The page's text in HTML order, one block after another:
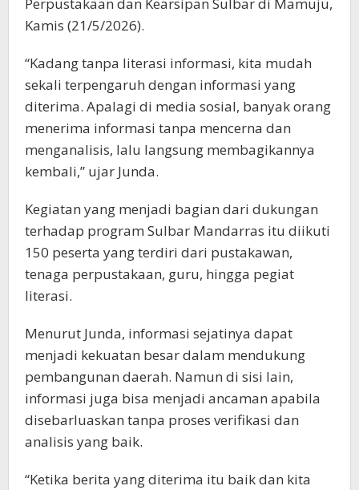
Perpustakaan dan Kearsipan Sulbar di Mamuju,
Kamis (21/5/2026).
“Kadang tanpa literasi informasi, kita mudah
sekali terpengaruh dengan informasi yang
diterima. Apalagi di media sosial, banyak orang
menerima informasi tanpa mencerna dan
menganalisis, lalu langsung membagikannya
kembali,” ujar Junda.
Kegiatan yang menjadi bagian dari dukungan
terhadap program Sulbar Mandarras itu diikuti
150 peserta yang terdiri dari pustakawan,
tenaga perpustakaan, guru, hingga pegiat
literasi.
Menurut Junda, informasi sejatinya dapat
menjadi kekuatan besar dalam mendukung
pembangunan daerah. Namun di sisi lain,
informasi juga bisa menjadi ancaman apabila
disebarluaskan tanpa proses verifikasi dan
analisis yang baik.
“Ketika berita yang diterima itu baik dan kita